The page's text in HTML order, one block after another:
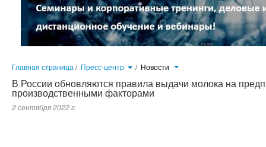
Главная страница / Пресс-центр / Новости
В России обновляются правила выдачи молока на
производственными факторами
2 сентября 2022 г.